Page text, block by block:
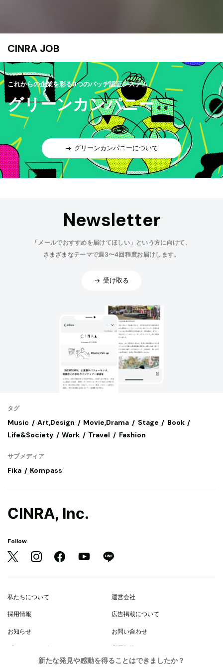
新たな発見や感動を得ることはできましたか？
CINRA JOB
これからの企業を彩る9つのバッヂ認証システム
グリーンカンパニー
グリーンカンパニーについて
Newsletter
「メールでおすすめを届けてほしい」という方に向けて、
さまざまなテーマで週3〜4回程度お届けします。
受け取る
タグ
Music Art,Design Movie,Drama Stage
Book
Life&Society
Work Travel Fashion
サブメディア
Fika Kompass
CINRA, Inc.
Follow
私たちについて 運営会社
採用情報 広告掲載について
お知らせ お問い合わせ
プライバシーポリシー 利用規約